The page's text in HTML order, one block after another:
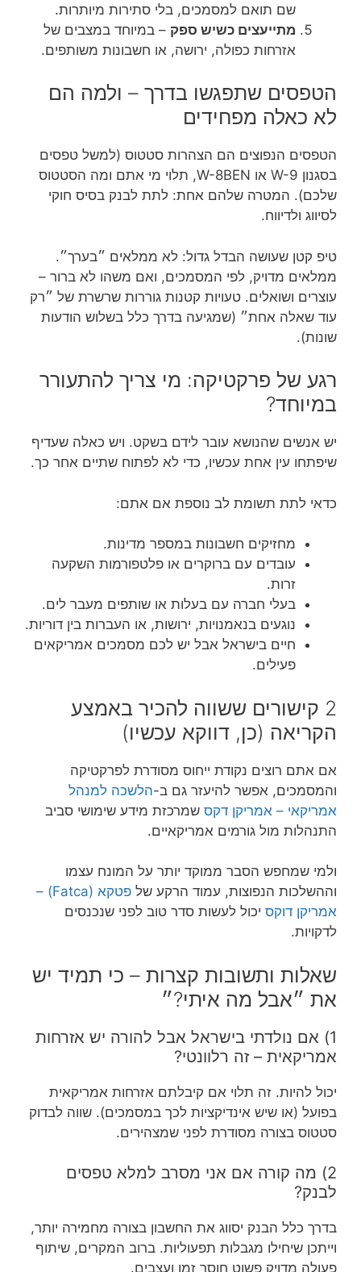
שם תואם למסמכים, בלי סתירות מיותרות.
מתייעצים כשיש ספק – במיוחד במצבים של
אזרחות כפולה, ירושה, או חשבונות משותפים.
הטפסים שתפגשו בדרך – ולמה הם
לא כאלה מפחידים
הטפסים הנפוצים הם הצהרות סטטוס (למשל טפסים
בסגנון W-9 או W-8BEN, תלוי מי אתם ומה הסטטוס
שלכם). המטרה שלהם אחת: לתת לבנק בסיס חוקי
לסיווג ולדיווח.
טיפ קטן שעושה הבדל גדול: לא ממלאים ״בערך״.
ממלאים מדויק, לפי המסמכים, ואם משהו לא ברור –
עוצרים ושואלים. טעויות קטנות גוררות שרשרת של ״רק
עוד שאלה אחת״ (שמגיעה בדרך כלל בשלוש הודעות
שונות).
רגע של פרקטיקה: מי צריך להתעורר
במיוחד?
יש אנשים שהנושא עובר לידם בשקט. ויש כאלה שעדיף
שיפתחו עין אחת עכשיו, כדי לא לפתוח שתיים אחר כך.
כדאי לתת תשומת לב נוספת אם אתם:
מחזיקים חשבונות במספר מדינות.
עובדים עם ברוקרים או פלטפורמות השקעה
זרות.
בעלי חברה עם בעלות או שותפים מעבר לים.
נוגעים בנאמנויות, ירושות, או העברות בין דוריות.
חיים בישראל אבל יש לכם מסמכים אמריקאים
פעילים.
2 קישורים ששווה להכיר באמצע
הקריאה (כן, דווקא עכשיו)
אם אתם רוצים נקודת ייחוס מסודרת לפרקטיקה
והמסמכים, אפשר להיעזר גם ב-הלשכה למנהל
אמריקאי – אמריקן דקס שמרכזת מידע שימושי סביב
התנהלות מול גורמים אמריקאיים.
ולמי שמחפש הסבר ממוקד יותר על המונח עצמו
וההשלכות הנפוצות, עמוד הרקע של
פטקא (Fatca) –
אמריקן דוקס יכול לעשות סדר טוב לפני שנכנסים
לדקויות.
שאלות ותשובות קצרות – כי תמיד יש
את ״אבל מה איתי?״
1) אם נולדתי בישראל אבל להורה יש אזרחות
אמריקאית – זה רלוונטי?
יכול להיות. זה תלוי אם קיבלתם אזרחות אמריקאית
בפועל (או שיש אינדיקציות לכך במסמכים). שווה לבדוק
סטטוס בצורה מסודרת לפני שמצהירים.
2) מה קורה אם אני מסרב למלא טפסים
לבנק?
בדרך כלל הבנק יסווג את החשבון בצורה מחמירה יותר,
וייתכן שיחילו מגבלות תפעוליות. ברוב המקרים, שיתוף
פעולה מדויק פשוט חוסך זמן ועצבים.